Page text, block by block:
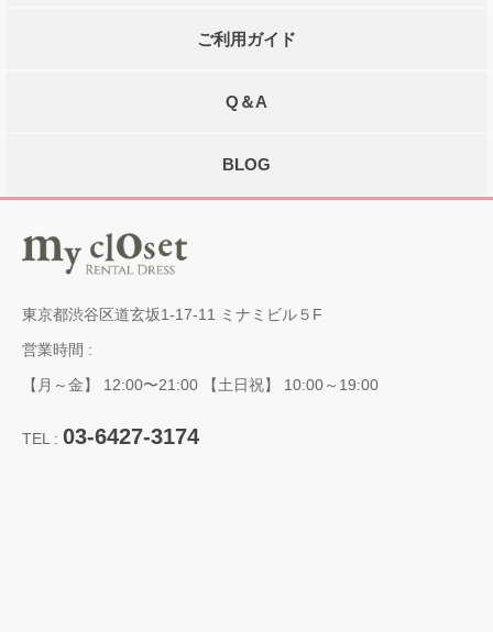
ご利用ガイド
Q＆A
BLOG
東京都渋谷区道玄坂1-17-11 ミナミビル５F
営業時間 :
【月～金】 12:00〜21:00 【土日祝】 10:00～19:00
TEL : 03-6427-3174